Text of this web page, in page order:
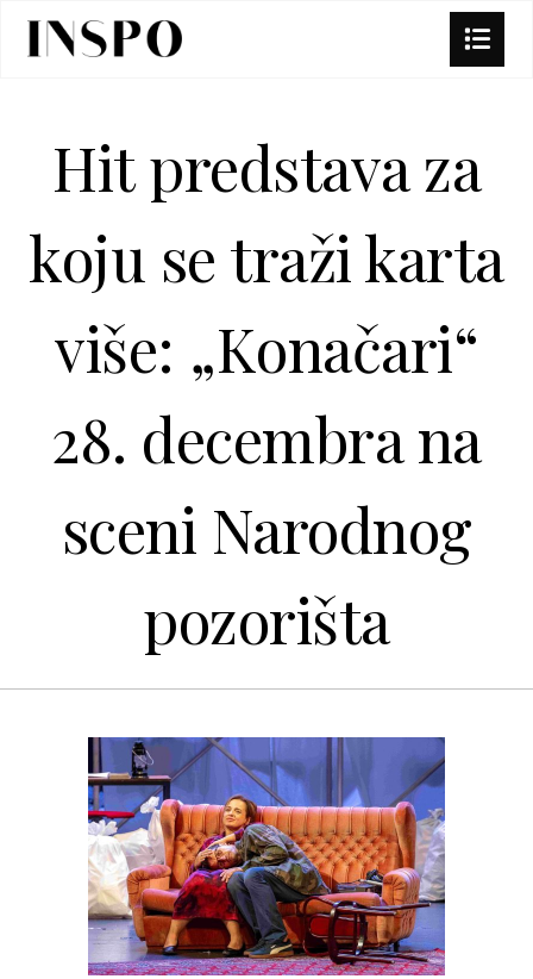
Hit predstava za
koju se traži karta
više: „Konačari“
28. decembra na
sceni Narodnog
pozorišta